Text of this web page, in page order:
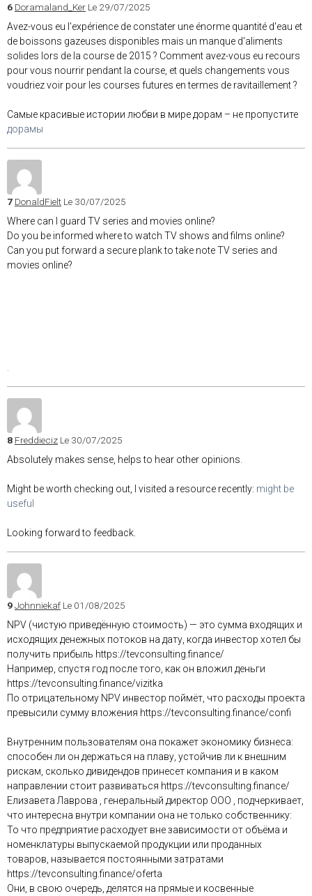
6 Doramaland_Ker Le 29/07/2025
Avez-vous eu l'expérience de constater une énorme quantité d'eau et
de boissons gazeuses disponibles mais un manque d'aliments
solides lors de la course de 2015 ? Comment avez-vous eu recours
pour vous nourrir pendant la course, et quels changements vous
voudriez voir pour les courses futures en termes de ravitaillement ?
Самые красивые истории любви в мире дорам – не пропустите
дорамы
7 DonaldFielt Le 30/07/2025
Where can I guard TV series and movies online?
Do you be informed where to watch TV shows and films online?
Can you put forward a secure plank to take note TV series and
movies online?
8 Freddieciz Le 30/07/2025
Absolutely makes sense, helps to hear other opinions.
Might be worth checking out, I visited a resource recently: might be
useful
Looking forward to feedback.
9Johnniekaf Le 01/08/2025
NPV (чистую приведённую стоимость) — это сумма входящих и
исходящих денежных потоков на дату, когда инвестор хотел бы
получить прибыль https://tevconsulting.finance/
Например, спустя год после того, как он вложил деньги
https://tevconsulting.finance/vizitka
По отрицательному NPV инвестор поймёт, что расходы проекта
превысили сумму вложения https://tevconsulting.finance/confi
Внутренним пользователям она покажет экономику бизнеса:
способен ли он держаться на плаву, устойчив ли к внешним
рискам, сколько дивидендов принесет компания и в каком
направлении стоит развиваться https://tevconsulting.finance/
Елизавета Лаврова , генеральный директор ООО , подчеркивает,
что интересна внутри компании она не только собственнику:
То что предприятие расходует вне зависимости от объёма и
номенклатуры выпускаемой продукции или проданных
товаров, называется постоянными затратами
https://tevconsulting.finance/oferta
Они, в свою очередь, делятся на прямые и косвенные